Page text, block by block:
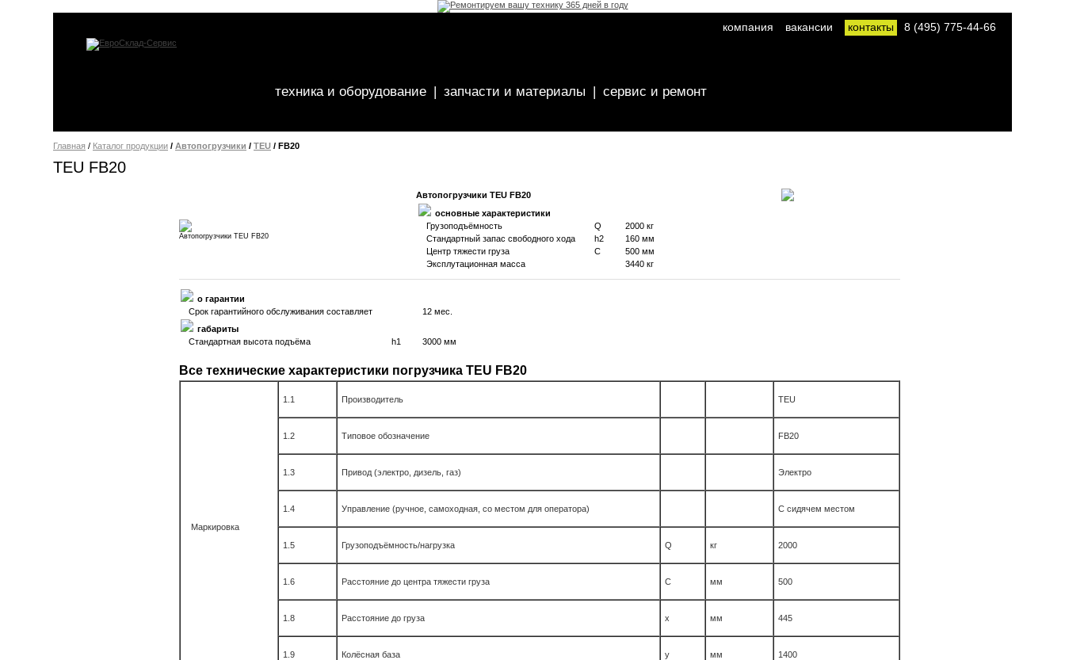
техника и оборудование | запчасти и материалы | сервис и ремонт
компания вакансии контакты 8 (495) 775-44-66
Главная / Каталог продукции / Автопогрузчики / TEU / FB20
TEU FB20
Автопогрузчики TEU FB20
Автопогрузчики TEU FB20
основные характеристики
Грузоподъёмность
Q
2000 кг
Стандартный запас свободного хода
h2
160 мм
Центр тяжести груза
C
500 мм
Эксплутационная масса
3440 кг
о гарантии
Срок гарантийного обслуживания составляет
12 мес.
габариты
Стандартная высота подъёма
h1 3000 мм
Все технические характеристики погрузчика TEU FB20
Маркировка
1.1 Производитель TEU
1.2 Типовое обозначение FB20
1.3 Привод (электро, дизель, газ) Электро
1.4 Управление (ручное, самоходная, со местом для оператора) С сидячем местом
1.5 Грузоподъёмность/нагрузка Q кг 2000
1.6 Расстояние до центра тяжести груза C мм 500
1.8 Расстояние до груза x мм 445
1.9 Колёсная база y мм 1400